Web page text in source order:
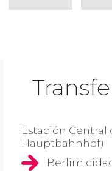
Estación
Hauptbahnhof)
Berlim